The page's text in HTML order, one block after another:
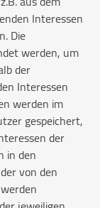
Interessen
Die
werden, um
der
Interessen
werden im
gespeichert,
der
in den
von den